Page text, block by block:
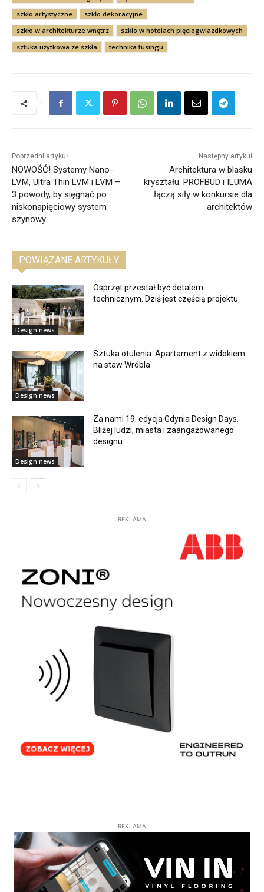
szkło artystyczne
szkło dekoracyjne
szkło w architekturze wnętrz
szkło w hotelach pięciogwiazdkowych
sztuka użytkowa ze szkła
technika fusingu
Poprzedni artykuł
NOWOŚĆ! Systemy Nano-
LVM, Ultra Thin LVM i LVM –
3 powody, by sięgnąć po
niskonapięciowy system
szynowy
Następny artykuł
Architektura w blasku
kryształu. PROFBUD i ILUMA
łączą siły w konkursie dla
architektów
POWIĄZANE ARTYKUŁY
Design news
Osprzęt przestał być detalem
technicznym. Dziś jest częścią projektu
Design news
Sztuka otulenia. Apartament z widokiem
na staw Wróbla
Design news
Za nami 19. edycja Gdynia Design Days.
Bliżej ludzi, miasta i zaangażowanego
designu
REKLAMA
REKLAMA